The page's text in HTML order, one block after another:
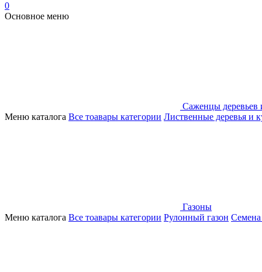
0
Основное меню
Саженцы деревьев
Меню каталога Все тоавары категории Лиственные деревья и
Газоны
Меню каталога Все тоавары категории Рулонный газон Семена